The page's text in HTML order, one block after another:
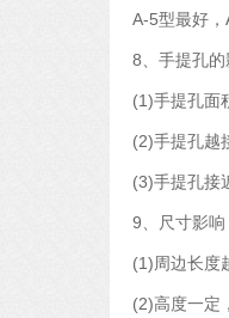
A-5型最好，
8、手提孔的
(1)手提孔面
(2)手提孔越
(3)手提孔接
9、尺寸影响
(1)周边长度
(2)高度一定